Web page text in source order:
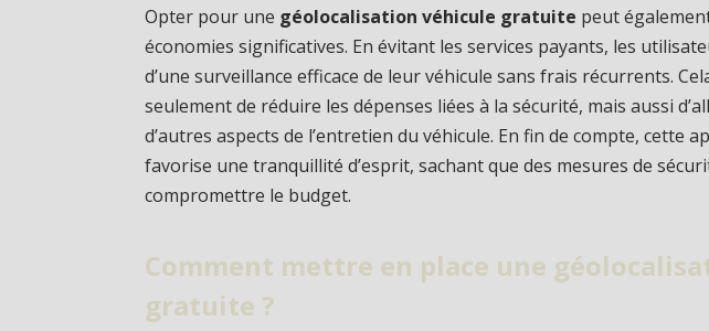
Opter pour une géolocalisation véhicule gratuite peut
économies significatives. En évitant les services payants, les
d’une surveillance efficace de leur véhicule sans frais récurrents.
seulement de réduire les dépenses liées à la sécurité, mais aussi
d’autres aspects de l’entretien du véhicule. En fin de compte, cette
favorise une tranquillité d’esprit, sachant que des mesures de
compromettre le budget.
Comment mettre en place une
gratuite ?